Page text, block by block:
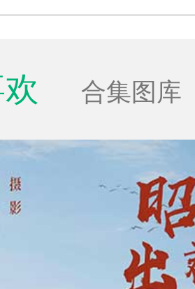
合集图库